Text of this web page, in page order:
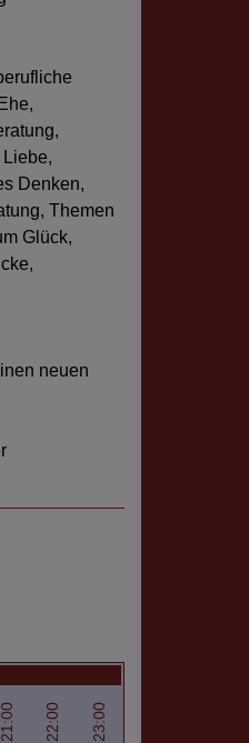
Ehe,
,
Liebe,
Denken,
, Themen
Glück,
,
neuen
21:00 22:00 23:00